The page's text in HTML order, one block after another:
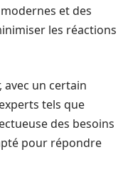
et des
les réactions
avec un certain
tels que
des besoins
pour répondre